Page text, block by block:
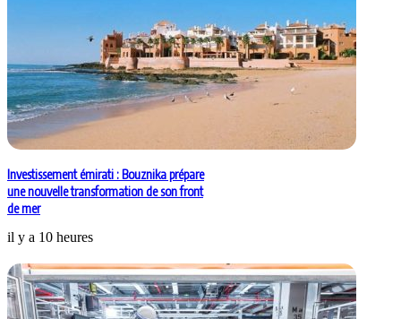
Investissement émirati : Bouznika prépare
une nouvelle transformation de son front
de mer
il y a 10 heures